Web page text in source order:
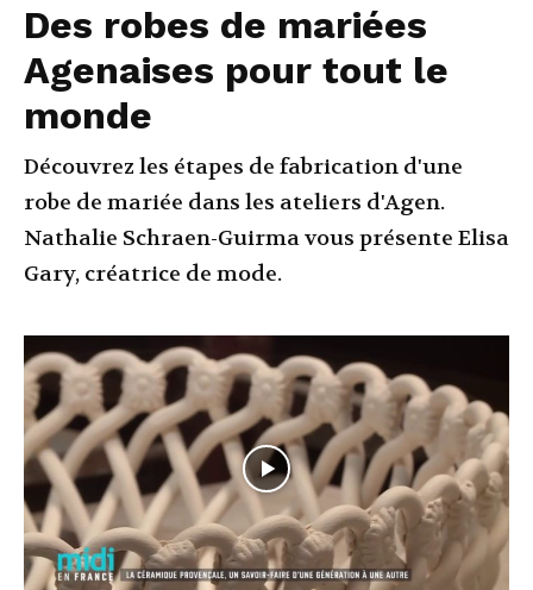
Des robes de mariées
Agenaises pour tout le
monde
Découvrez les étapes de fabrication d'une
robe de mariée dans les ateliers d'Agen.
Nathalie Schraen-Guirma vous présente Elisa
Gary, créatrice de mode.